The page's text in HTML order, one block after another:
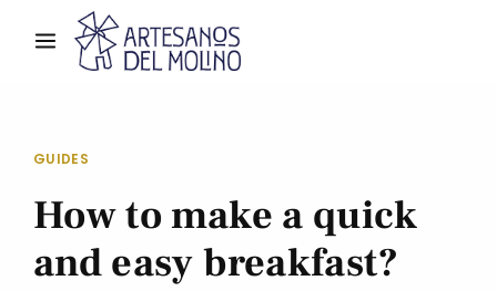
GUIDES
How to make a quick
and easy breakfast?